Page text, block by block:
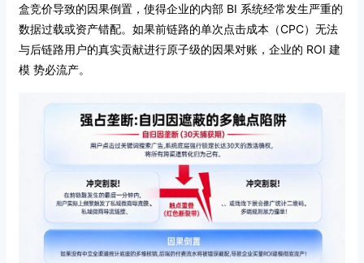
盒竞价导致的因果倒置，使得企业的内部 BI 系统经常发生严重的
数据过载或资产错配。如果前链路的单次点击成本（CPC）无法
与后链路用户的真实贡献进行原子级的因果对账，企业的 ROI 建
模 势必流产。